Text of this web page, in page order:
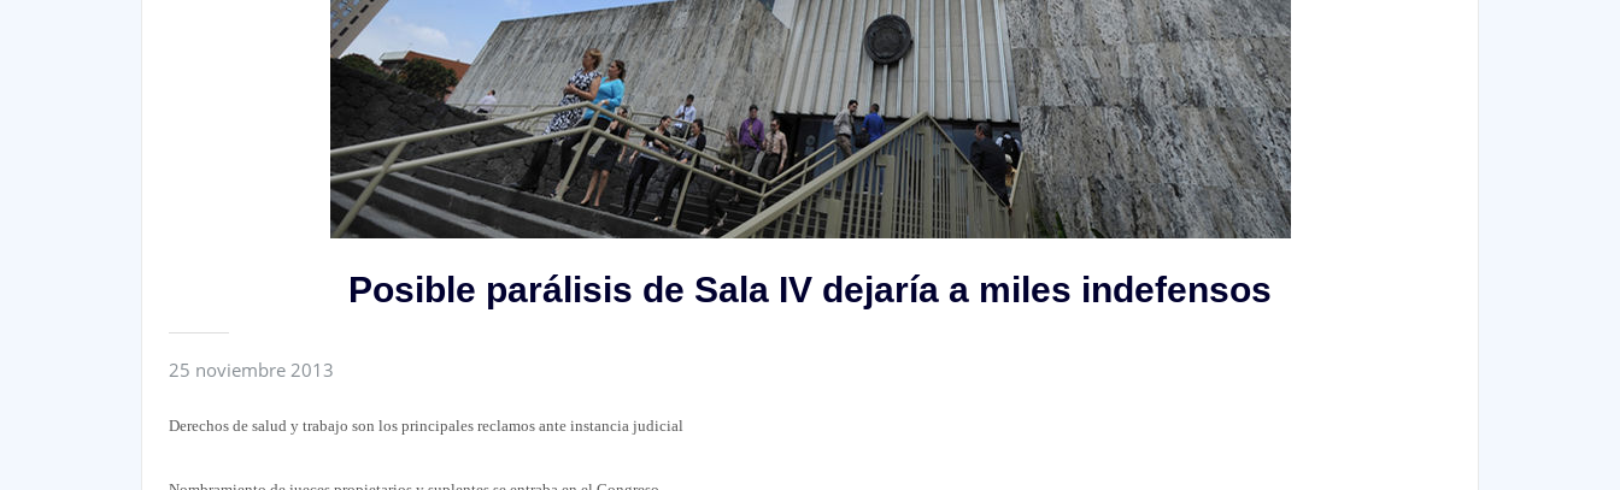
Posible parálisis de Sala IV dejaría a miles indefensos
25 noviembre 2013
Derechos de salud y trabajo son los principales reclamos ante instancia judicial